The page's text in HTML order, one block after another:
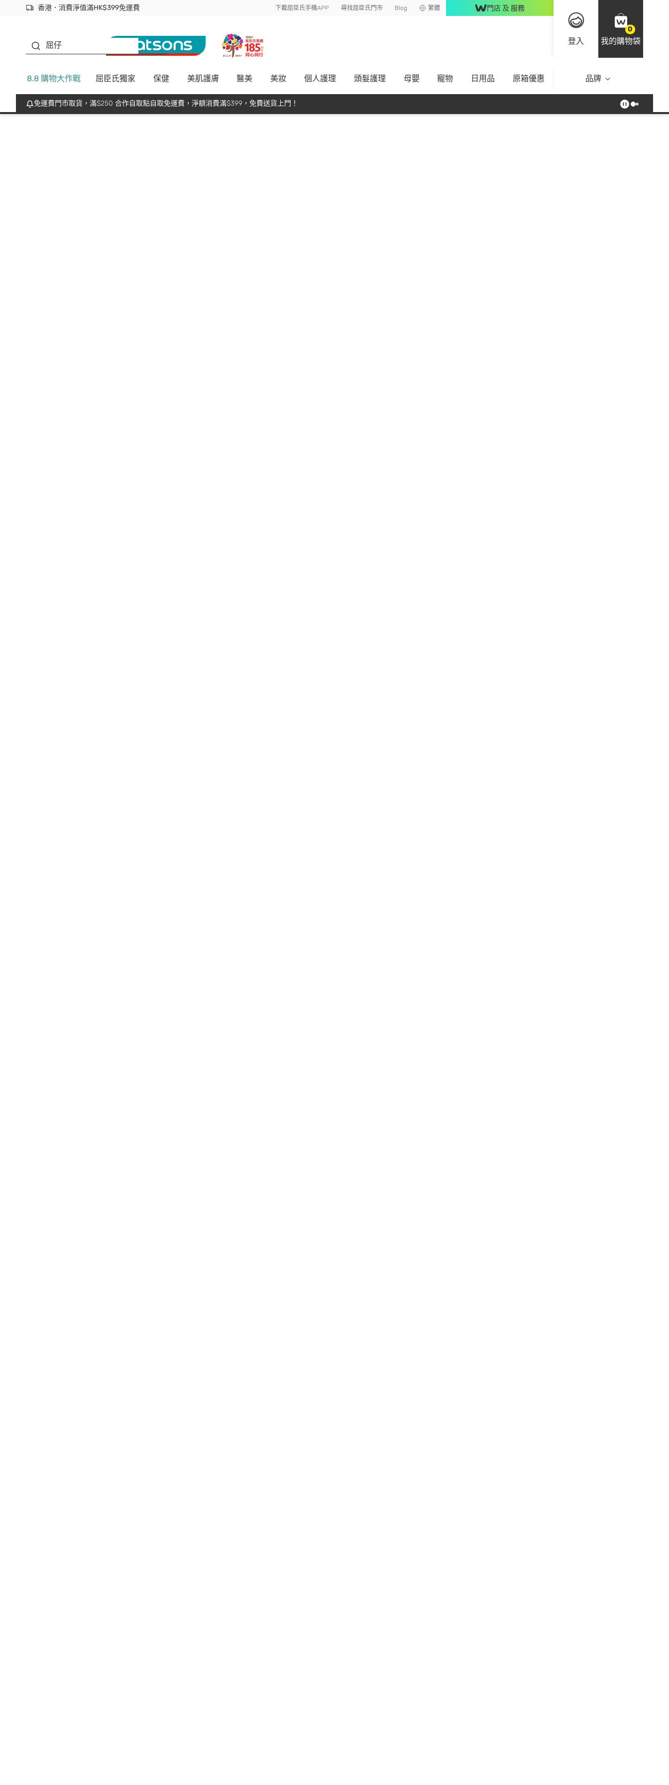
香港．消費淨值滿HK$399免運費
立即成為易賞錢會員盡享獨家優惠
首次APP下單買滿$450 輸入 NEWAPP 即減$50 下載屈臣氏手機APP 尋找屈臣氏門市 Blog 繁體 門店 及 服務
登入
0
我的購物袋
屈仔
8.8 購物大作戰 屈臣氏獨家 保健 美肌護膚 醫美 美妝 個人護理 頭髮護理 母嬰 寵物 日用品 原箱優惠 品牌
免運費門市取貨，滿$250 合作自取點自取免運費，淨額消費滿$399，免費送貨上門！